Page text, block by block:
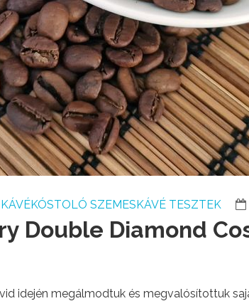
KÁVÉKÓSTOLÓ SZEMESKÁVÉ TESZTEK
Double Diamond
idején megálmodtuk és megvalósítottuk